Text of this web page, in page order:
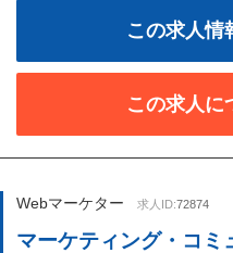
この求人情
この求人に
Webマーケター 求人ID:72874
マーケティング・コミ